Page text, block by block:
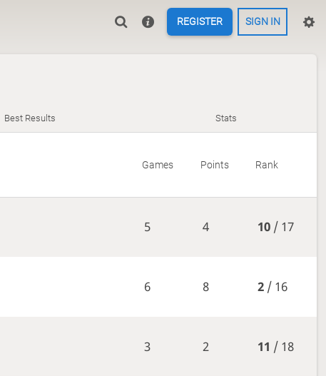
REGISTER SIGN IN
Best Results Stats
Games Points Rank
5 4 10/ 17
6 8 2/ 16
3 2 11 / 18